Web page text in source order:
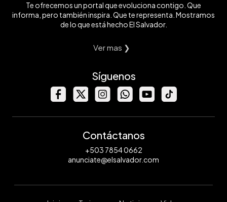
Te ofrecemos un portal que evoluciona contigo. Que
informa, pero también inspira. Que te representa. Mostramos
de lo que está hecho El Salvador.
Ver mas ❯
Síguenos
Contáctanos
+503 7854 0662
anunciate@elsalvador.com